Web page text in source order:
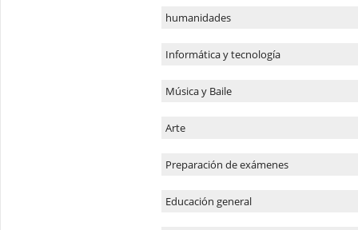
humanidades
Informática y tecnología
Música y Baile
Arte
Preparación de exámenes
Educación general